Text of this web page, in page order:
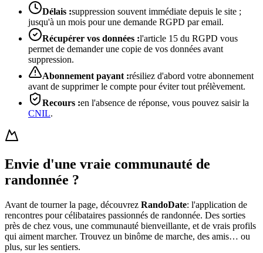
Délais :suppression souvent immédiate depuis le site ;
jusqu'à un mois pour une demande RGPD par email.
Récupérer vos données :l'article 15 du RGPD vous
permet de demander une copie de vos données avant
suppression.
Abonnement payant :résiliez d'abord votre abonnement
avant de supprimer le compte pour éviter tout prélèvement.
Recours :en l'absence de réponse, vous pouvez saisir la
CNIL.
Envie d'une vraie communauté de
randonnée ?
Avant de tourner la page, découvrez RandoDate: l'application de
rencontres pour célibataires passionnés de randonnée. Des sorties
près de chez vous, une communauté bienveillante, et de vrais profils
qui aiment marcher. Trouvez un binôme de marche, des amis… ou
plus, sur les sentiers.